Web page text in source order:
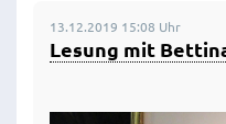
13.12.2019 15:08 Uhr
Lesung mit